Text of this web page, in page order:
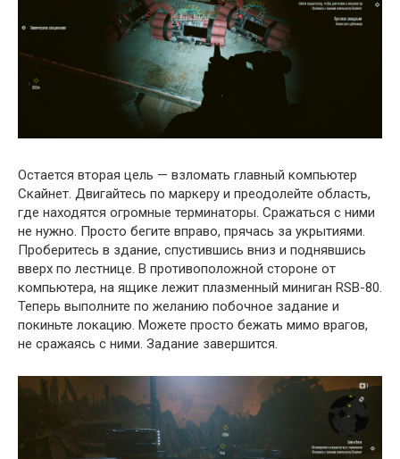
Остается вторая цель — взломать главный компьютер
Скайнет. Двигайтесь по маркеру и преодолейте область,
где находятся огромные терминаторы. Сражаться с ними
не нужно. Просто бегите вправо, прячась за укрытиями.
Проберитесь в здание, спустившись вниз и поднявшись
вверх по лестнице. В противоположной стороне от
компьютера, на ящике лежит плазменный миниган RSB-80.
Теперь выполните по желанию побочное задание и
покиньте локацию. Можете просто бежать мимо врагов,
не сражаясь с ними. Задание завершится.